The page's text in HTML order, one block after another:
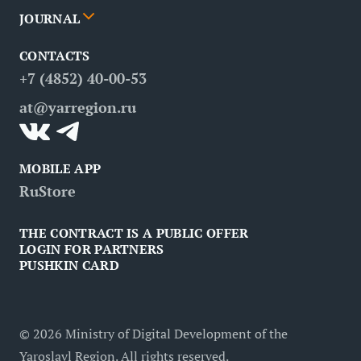
Partners
FAQ
Contacts
Routes
Attractions
Poster
Restaurants
JOURNAL
Business tourism
Medical tourism
Inclusive tourism
CONTACTS
+7 (4852) 40-00-53
at@yarregion.ru
MOBILE APP
RuStore
THE CONTRACT IS A PUBLIC OFFER
LOGIN FOR PARTNERS
PUSHKIN CARD
© 2026 Ministry of Digital Development of the
Yaroslavl Region. All rights reserved.